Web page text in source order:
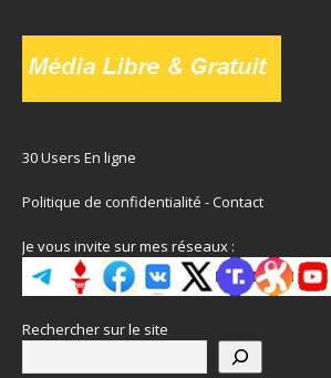
30 Users En ligne
Politique de confidentialité -Contact
Je vous invite sur mes réseaux :
Rechercher sur le site